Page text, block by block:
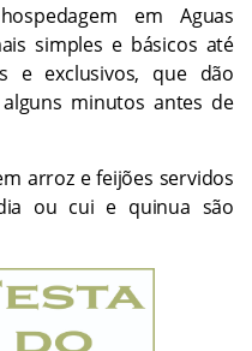
em Aguas
simples e básicos até
e exclusivos, que dão
minutos antes de
arroz e feijões servidos
ou cui e quinua são